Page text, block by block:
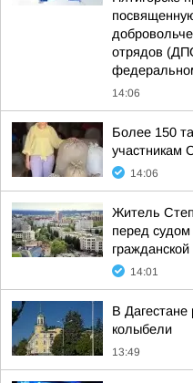
отрядов
14:06
Более 150
участникам
14:06
Житель
перед
14:01
В
колыбели
13:49